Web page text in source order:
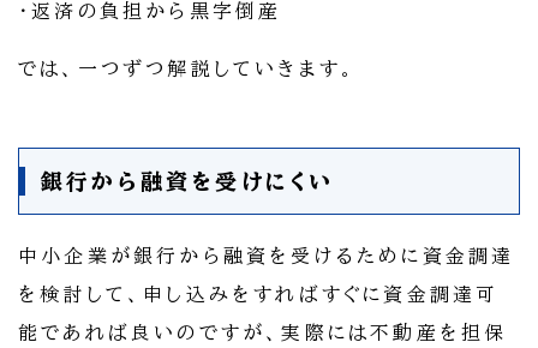
・返済の負担から黒字倒産
では、一つずつ解説していきます。
銀行から融資を受けにくい
中小企業が銀行から融資を受けるために資金調達
を検討して、申し込みをすればすぐに資金調達可
能であれば良いのですが、実際には不動産を担保